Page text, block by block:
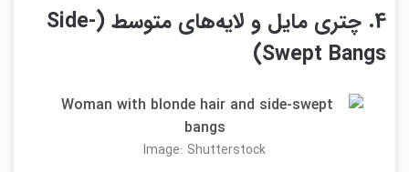
4. چتری مایل و لایه‌های متوسط (Side-
Swept Bangs)
Image: Shutterstock